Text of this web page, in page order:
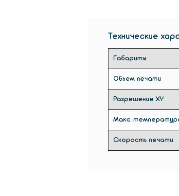
Технические
Габариты
Обьем печати
Разрешение XY
Макс.
Скорость печати